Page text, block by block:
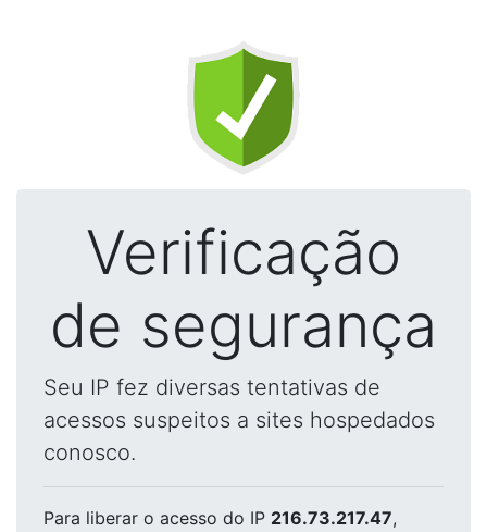
Verificação
de segurança
Seu IP fez diversas tentativas de
acessos suspeitos a sites hospedados
conosco.
Para liberar o acesso do IP 216.73.217.47,